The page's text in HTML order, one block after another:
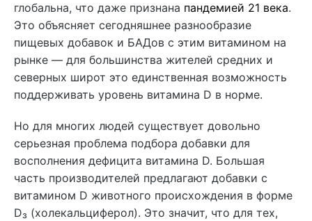
глобальна, что даже признана пандемией 21 века.
Это объясняет сегодняшнее разнообразие
пищевых добавок и БАДов с этим витамином на
рынке — для большинства жителей средних и
северных широт это единственная возможность
поддерживать уровень витамина D в норме.
Но для многих людей существует довольно
серьезная проблема подбора добавки для
восполнения дефицита витамина D. Большая
часть производителей предлагают добавки с
витамином D животного происхождения в форме
D₃ (холекальциферол). Это значит, что для тех,